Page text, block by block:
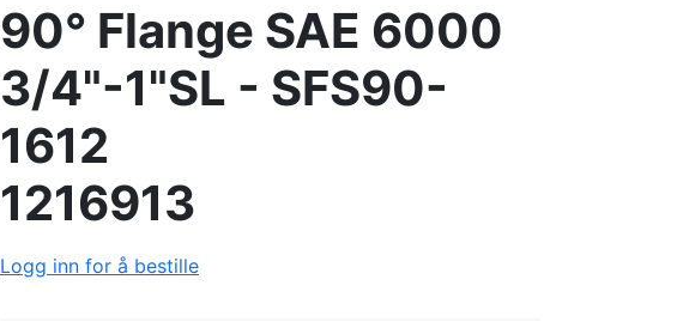
90° Flange SAE 6000
3/4"-1"SL - SFS90-
1612
1216913
Logg inn for å bestille